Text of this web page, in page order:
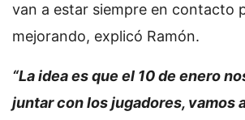
van a estar siempre en contacto
mejorando, explicó Ramón.
“La idea es que el 10 de enero
juntar con los jugadores, vamos